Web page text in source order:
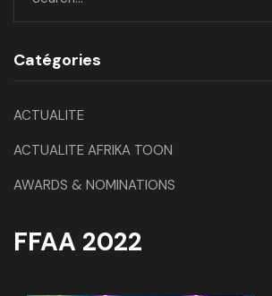
Catégories
ACTUALITE
ACTUALITE AFRIKA TOON
AWARDS & NOMINATIONS
FFAA 2022